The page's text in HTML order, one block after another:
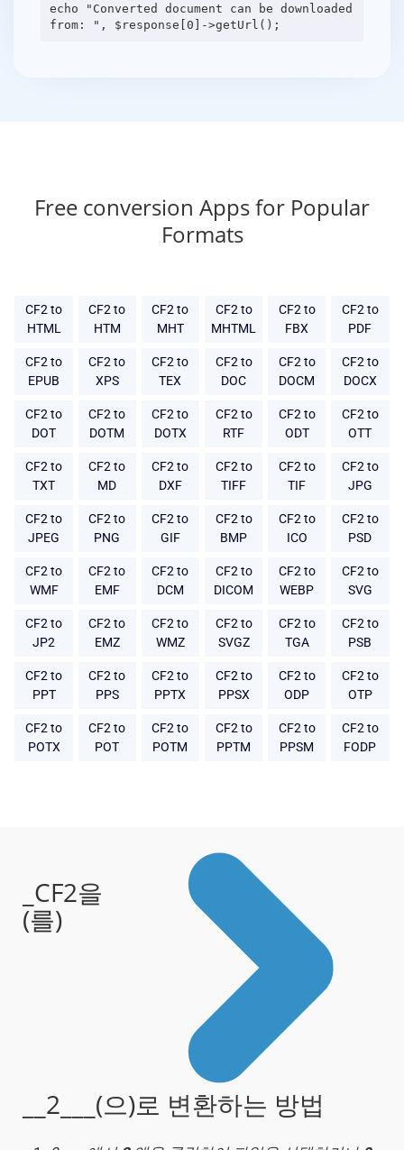
echo "Converted document can be downloaded
Free conversion Apps for Popular
Formats
CF2 to
HTML
CF2 to
HTM
CF2 to
MHT
CF2 to
MHTML
CF2 to
FBX
CF2 to
PDF
CF2 to
EPUB
CF2 to
XPS
CF2 to
TEX
CF2 to
DOC
CF2 to
DOCM
CF2 to
DOCX
CF2 to
DOT
CF2 to
DOTM
CF2 to
DOTX
CF2 to
RTF
CF2 to
ODT
CF2 to
OTT
CF2 to
TXT
CF2 to
MD
CF2 to
DXF
CF2 to
TIFF
CF2 to
TIF
CF2 to
JPG
CF2 to
JPEG
CF2 to
PNG
CF2 to
GIF
CF2 to
BMP
CF2 to
ICO
CF2 to
PSD
CF2 to
WMF
CF2 to
EMF
CF2 to
DCM
CF2 to
DICOM
CF2 to
WEBP
CF2 to
SVG
CF2 to
JP2
CF2 to
EMZ
CF2 to
WMZ
CF2 to
SVGZ
CF2 to
TGA
CF2 to
PSB
CF2 to
PPT
CF2 to
PPS
CF2 to
PPTX
CF2 to
PPSX
CF2 to
ODP
CF2 to
OTP
CF2 to
POTX
CF2 to
POT
CF2 to
POTM
CF2 to
PPTM
CF2 to
PPSM
CF2 to
FODP
_CF2을
(를)
__2___(으)로 변환하는 방법